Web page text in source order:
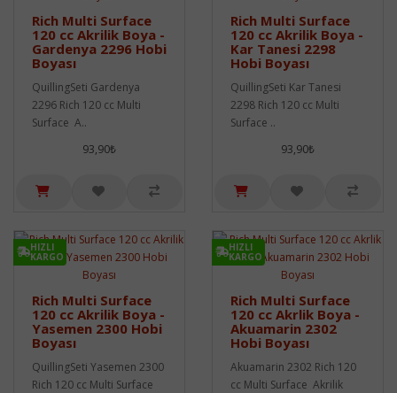
Rich Multi Surface
120 cc Akrilik Boya -
Gardenya 2296 Hobi
Boyası
QuillingSeti Gardenya
2296 Rich 120 cc Multi
Surface A..
93,90₺
Rich Multi Surface
120 cc Akrilik Boya -
Kar Tanesi 2298
Hobi Boyası
QuillingSeti Kar Tanesi
2298 Rich 120 cc Multi
Surface ..
93,90₺
HIZLI
KARGO
Rich Multi Surface
120 cc Akrilik Boya -
Yasemen 2300 Hobi
Boyası
QuillingSeti Yasemen 2300
Rich 120 cc Multi Surface
HIZLI
KARGO
Rich Multi Surface
120 cc Akrlik Boya -
Akuamarin 2302
Hobi Boyası
Akuamarin 2302 Rich 120
cc Multi Surface Akrilik